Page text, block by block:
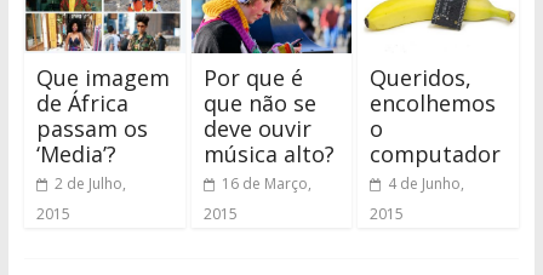
Que imagem
de África
passam os
‘Media’?
2 de Julho,
2015
Por que é
que não se
deve ouvir
música alto?
16 de Março,
2015
Queridos,
encolhemos
o
computador
4 de Junho,
2015